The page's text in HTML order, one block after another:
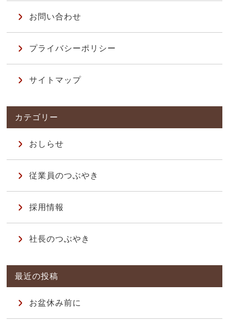
お問い合わせ
プライバシーポリシー
サイトマップ
おしらせ
従業員のつぶやき
採用情報
社長のつぶやき
お盆休み前に